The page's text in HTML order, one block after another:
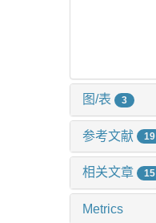
图/表 3
参考文献 19
相关文章 15
Metrics